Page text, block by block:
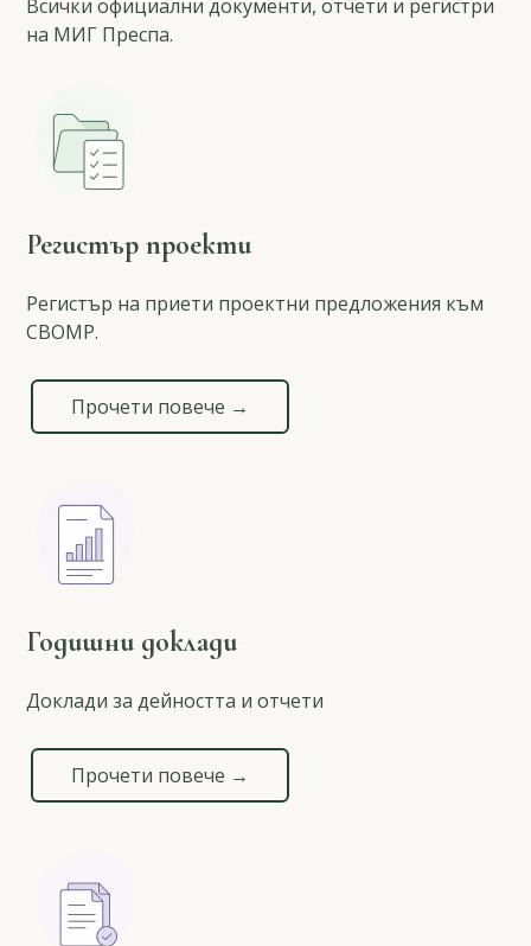
Всички официални документи, отчети и регистри
на МИГ Преспа.
Регистър проекти
Регистър на приети проектни предложения към
СВОМР.
Прочети повече →
Годишни доклади
Доклади за дейността и отчети
Прочети повече →